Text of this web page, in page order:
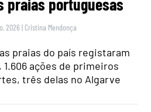
praias portuguesas
2026 | Cristina Mendonça
praias do país registaram
1.606 ações de primeiros
três delas no Algarve